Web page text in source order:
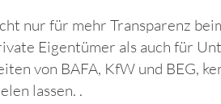
nur für mehr Transparenz
Eigentümer als auch für
von BAFA, KfW und BEG,
lassen. .